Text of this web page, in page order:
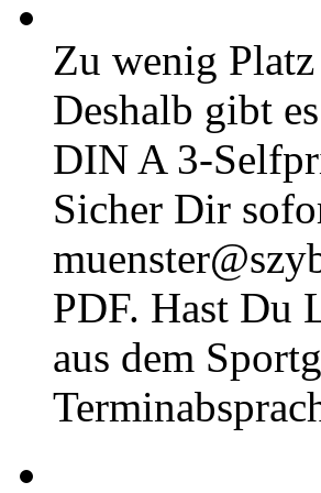
Zu wenig
Deshalb gibt
DIN A 3-
Sicher Dir
PDF. Hast Du
aus dem